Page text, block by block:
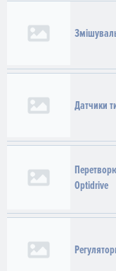
Датчики
Optidrive